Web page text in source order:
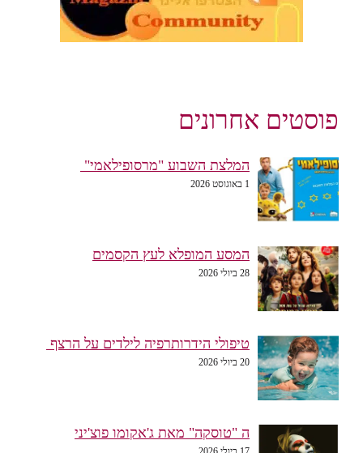
פוסטים אחרונים
המלצת השבוע "מרסופילאמי"
1 באוגוסט 2026
המסע המופלא לעץ הקסמים
28 ביולי 2026
טיפולי הידרותרפיה לילדים על הרצף
20 ביולי 2026
ה "טוסקה" מאת ג'אקומו פוצ'יני